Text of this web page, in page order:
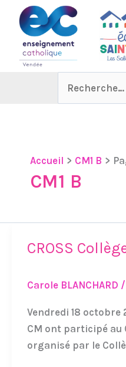
contenu
Rechercher :
Accueil CM1 B
CM1 B
CROSS
Carole BLANCHARD /
Vendredi 18 octobre
CM ont participé au
organisé par le
CROSS